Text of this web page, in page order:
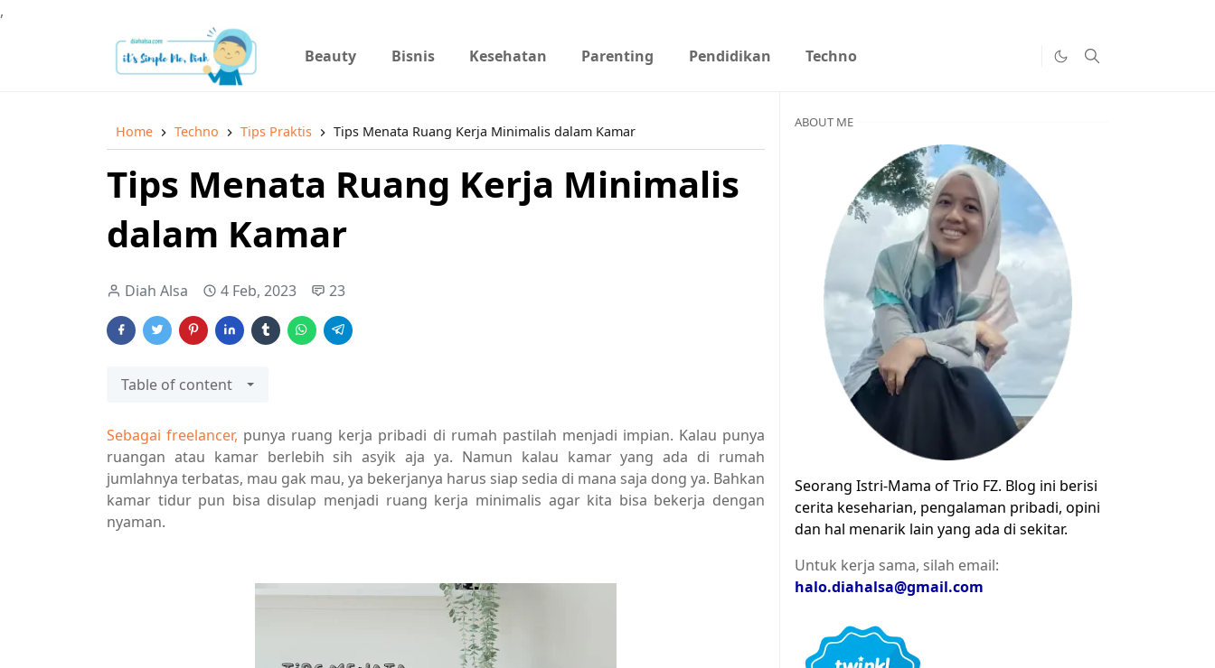
,
Beauty Bisnis Kesehatan Parenting Pendidikan Techno
Home Techno Tips Praktis Tips Menata Ruang Kerja Minimalis dalam Kamar
Tips Menata Ruang Kerja Minimalis
dalam Kamar
Diah Alsa 4 Feb, 2023 23
Table of content
Sebagai freelancer, punya ruang kerja pribadi di rumah pastilah menjadi impian. Kalau punya
ruangan atau kamar berlebih sih asyik aja ya. Namun kalau kamar yang ada di rumah
jumlahnya terbatas, mau gak mau, ya bekerjanya harus siap sedia di mana saja dong ya. Bahkan
kamar tidur pun bisa disulap menjadi ruang kerja minimalis agar kita bisa bekerja dengan
nyaman.
ABOUT ME
Seorang Istri-Mama of Trio FZ. Blog ini berisi
cerita keseharian, pengalaman pribadi, opini
dan hal menarik lain yang ada di sekitar.
Untuk kerja sama, silah email:
halo.diahalsa@gmail.com